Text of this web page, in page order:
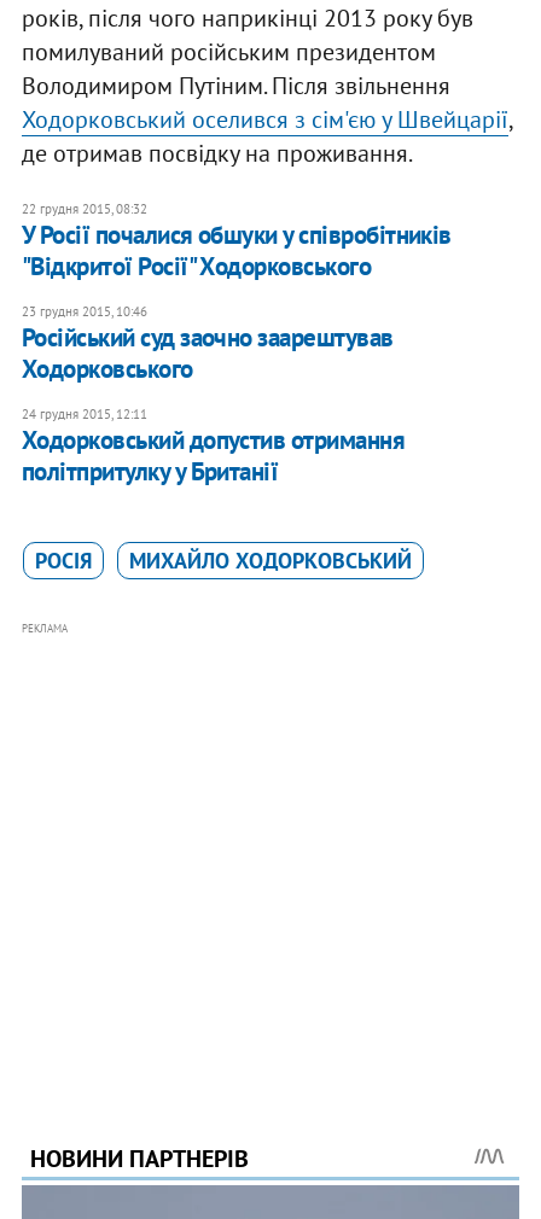
років, після чого наприкінці 2013 року був
помилуваний російським президентом
Володимиром Путіним. Після звільнення
Ходорковський оселився з сім'єю у Швейцарії,
де отримав посвідку на проживання.
22 грудня 2015, 08:32
У Росії почалися обшуки у співробітників
"Відкритої Росії" Ходорковського
23 грудня 2015, 10:46
Російський суд заочно заарештував
Ходорковського
24 грудня 2015, 12:11
Ходорковський допустив отримання
політпритулку у Британії
РОСІЯ МИХАЙЛО ХОДОРКОВСЬКИЙ
РЕКЛАМА